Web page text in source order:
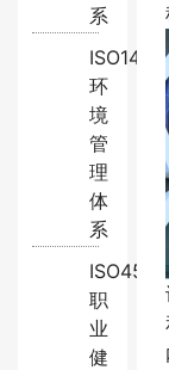
系
环
境
管
理
体
系
职
业
健